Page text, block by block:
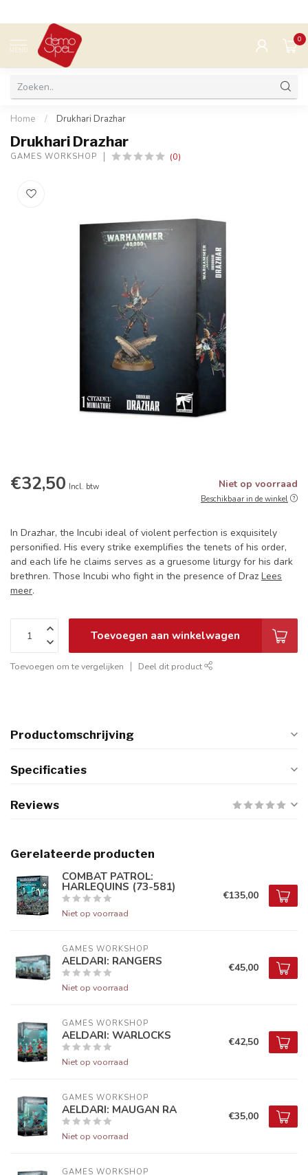
MENU
0
Home / Drukhari Drazhar
Drukhari Drazhar
GAMES WORKSHOP (0)
€32,50 Incl. btw Niet op voorraad
Beschikbaar in de winkel
In Drazhar, the Incubi ideal of violent perfection is exquisitely
personified. His every strike exemplifies the tenets of his order,
and each life he claims serves as a gruesome liturgy for his dark
brethren. Those Incubi who fight in the presence of Draz Lees
meer.
Toevoegen aan winkelwagen
Toevoegen om te vergelijken Deel dit product
Productomschrijving
Specificaties
Reviews
Gerelateerde producten
COMBAT PATROL:
HARLEQUINS (73-581)
Niet op voorraad
€135,00
GAMES WORKSHOP
AELDARI: RANGERS
Niet op voorraad
€45,00
GAMES WORKSHOP
AELDARI: WARLOCKS
Niet op voorraad
€42,50
GAMES WORKSHOP
AELDARI: MAUGAN RA
Niet op voorraad
€35,00
GAMES WORKSHOP